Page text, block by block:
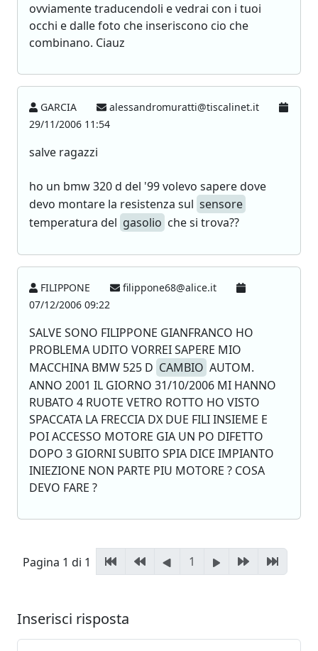
ovviamente traducendoli e vedrai con i tuoi
occhi e dalle foto che inseriscono cio che
combinano. Ciauz
GARCIA
alessandromuratti@tiscalinet.it
29/11/2006 11:54
salve ragazzi
ho un bmw 320 d del '99 volevo sapere dove
devo montare la resistenza sul sensore
temperatura del gasolio che si trova??
FILIPPONE
filippone68@alice.it
07/12/2006 09:22
SALVE SONO FILIPPONE GIANFRANCO HO
PROBLEMA UDITO VORREI SAPERE MIO
MACCHINA BMW 525 D CAMBIO AUTOM.
ANNO 2001 IL GIORNO 31/10/2006 MI HANNO
RUBATO 4 RUOTE VETRO ROTTO HO VISTO
SPACCATA LA FRECCIA DX DUE FILI INSIEME E
POI ACCESSO MOTORE GIA UN PO DIFETTO
DOPO 3 GIORNI SUBITO SPIA DICE IMPIANTO
INIEZIONE NON PARTE PIU MOTORE ? COSA
DEVO FARE ?
Pagina 1 di 1 1
Inserisci risposta